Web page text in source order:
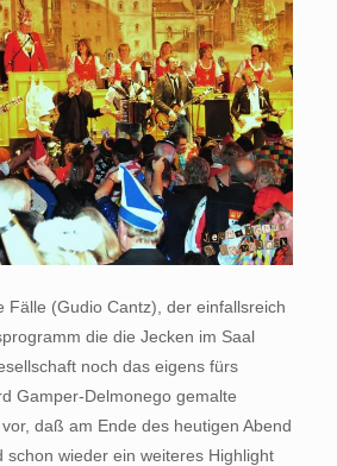
Fälle (Gudio Cantz), der einfallsreich
die die Jecken im Saal
noch das eigens fürs
Gamper-Delmonego gemalte
vor, daß am Ende des heutigen Abend
schon wieder ein weiteres Highlight